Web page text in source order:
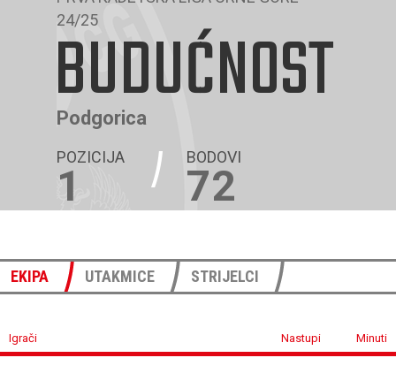
24/25
BUDUĆNOST
Podgorica
POZICIJA
1
BODOVI
72
EKIPA UTAKMICE STRIJELCI
Igrači Nastupi Minuti